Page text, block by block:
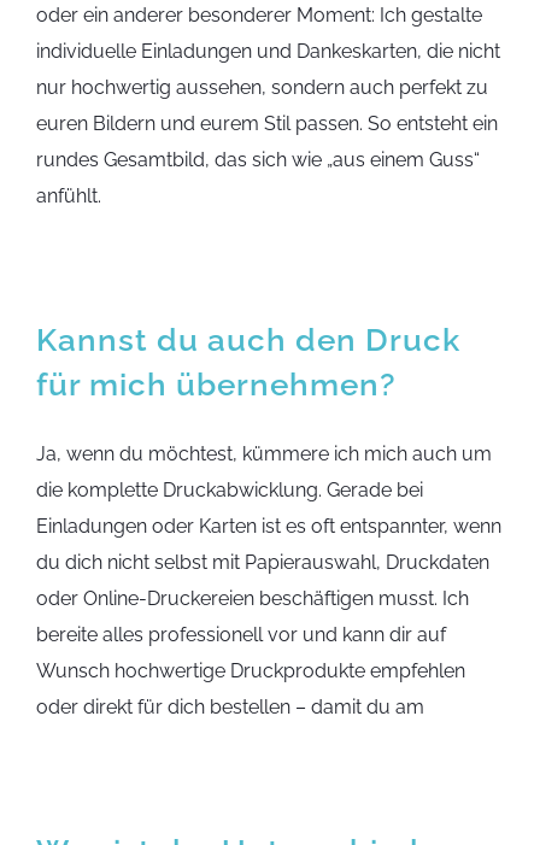
oder ein anderer besonderer Moment: Ich gestalte
individuelle Einladungen und Dankeskarten, die nicht
nur hochwertig aussehen, sondern auch perfekt zu
euren Bildern und eurem Stil passen. So entsteht ein
rundes Gesamtbild, das sich wie „aus einem Guss“
anfühlt.
Kannst du auch den Druck
für mich übernehmen?
Ja, wenn du möchtest, kümmere ich mich auch um
die komplette Druckabwicklung. Gerade bei
Einladungen oder Karten ist es oft entspannter, wenn
du dich nicht selbst mit Papierauswahl, Druckdaten
oder Online-Druckereien beschäftigen musst. Ich
bereite alles professionell vor und kann dir auf
Wunsch hochwertige Druckprodukte empfehlen
oder direkt für dich bestellen – damit du am